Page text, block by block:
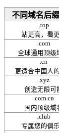
不同域名后
.top
站更高，看
.com
全球通用顶级
.cn
更适合中国人
.xyz
创造无限可
.com.cn
国内顶级域
.club
专属您的俱